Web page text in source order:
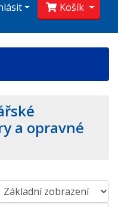
Košík
a opravné